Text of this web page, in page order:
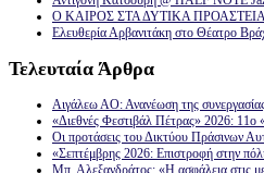
Ο ΚΑΙΡΟΣ ΣΤΑ ΔΥΤΙΚΑ ΠΡΟΑΣΤΕΙΑ
Ελευθερία Αρβανιτάκη στο Θέατρο
Τελευταία Άρθρα
Αιγάλεω ΑΟ: Ανανέωση της
«Διεθνές Φεστιβάλ Πέτρας» 2026:
Οι προτάσεις του Δικτύου Πράσινων
«Σεπτέμβρης 2026: Επιστροφή στην
Μπ. Αλεξανδράτος: «Η ασφάλεια στις